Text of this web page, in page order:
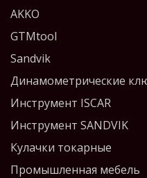
AKKO
GTMtool
Sandvik
Динамометрические
Инструмент ISCAR
Инструмент SANDVIK
Кулачки токарные
Промышленная мебель